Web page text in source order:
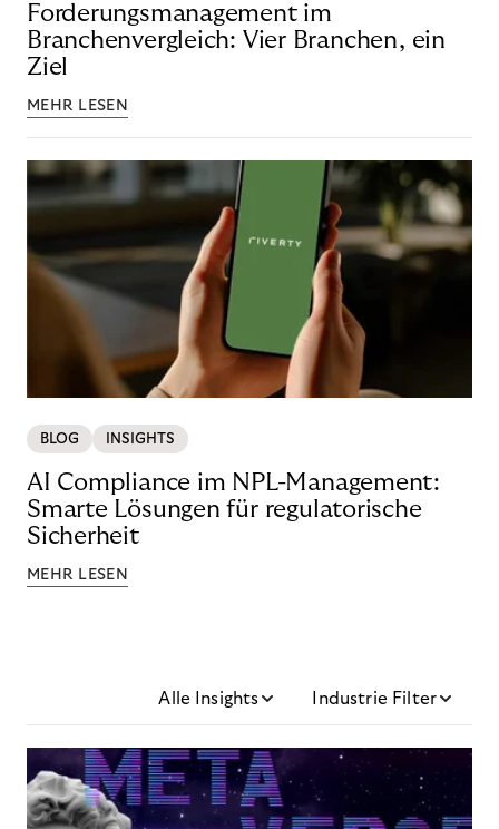
Forderungsmanagement im
Branchenvergleich: Vier Branchen, ein
Ziel
MEHR LESEN
BLOG INSIGHTS
AI Compliance im NPL-Management:
Smarte Lösungen für regulatorische
Sicherheit
MEHR LESEN
Alle Insights Industrie Filter